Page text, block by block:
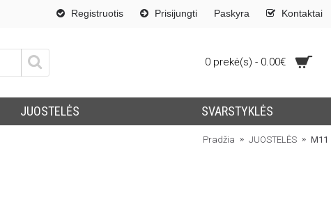
Registruotis Prisijungti Paskyra Kontaktai
0 prekė(s) - 0.00€
JUOSTELĖS SVARSTYKLĖS
Pradžia JUOSTELĖS M11